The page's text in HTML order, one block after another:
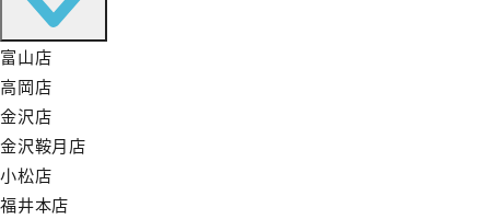
富山店
高岡店
金沢店
金沢鞍月店
小松店
福井本店